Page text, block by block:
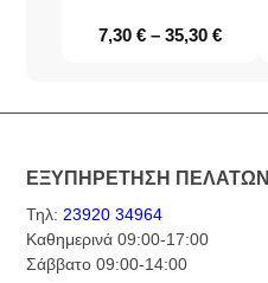
7,30€ – 35,30€
ΕΞΥΠΗΡΕΤΗΣΗ ΠΕΛΑΤΩΝ
Τηλ: 23920 34964
Καθημερινά 09:00-17:00
Σάββατο 09:00-14:00